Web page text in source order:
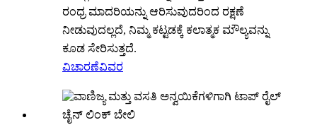
ರಂಧ್ರ ಮಾದರಿಯನ್ನು ಆರಿಸುವುದರಿಂದ ರಕ್ಷಣೆ
ನೀಡುವುದಲ್ಲದೆ, ನಿಮ್ಮ ಕಟ್ಟಡಕ್ಕೆ ಕಲಾತ್ಮಕ ಮೌಲ್ಯವನ್ನು
ಕೂಡ ಸೇರಿಸುತ್ತದೆ.
ವಿಚಾರಣೆವಿವರ